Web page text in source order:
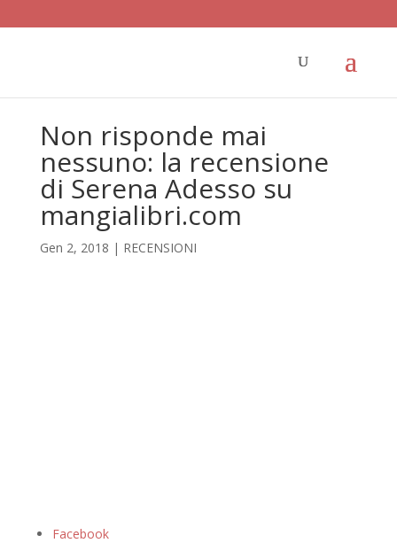
Non risponde mai
nessuno: la recensione
di Serena Adesso su
mangialibri.com
Gen 2, 2018 | RECENSIONI
Facebook